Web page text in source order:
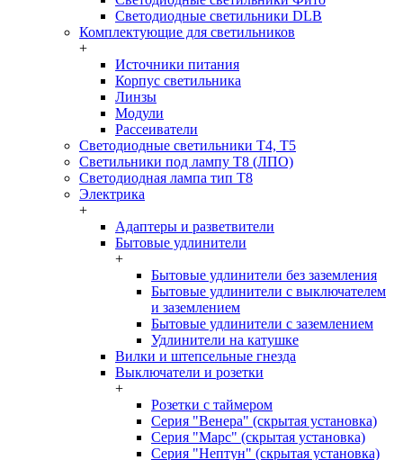
Светодиодные светильники DLB
Комплектующие для светильников
+
Источники питания
Корпус светильника
Линзы
Модули
Рассеиватели
Светодиодные светильники T4, T5
Светильники под лампу Т8 (ЛПО)
Светодиодная лампа тип T8
Электрика
+
Адаптеры и разветвители
Бытовые удлинители
+
Бытовые удлинители без заземления
Бытовые удлинители с выключателем
и заземлением
Бытовые удлинители с заземлением
Удлинители на катушке
Вилки и штепсельные гнезда
Выключатели и розетки
+
Розетки с таймером
Серия "Венера" (скрытая установка)
Серия "Марс" (скрытая установка)
Серия "Нептун" (скрытая установка)